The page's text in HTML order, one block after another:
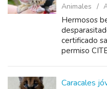
Animales
Hermosos
certificado
permiso
Caracales